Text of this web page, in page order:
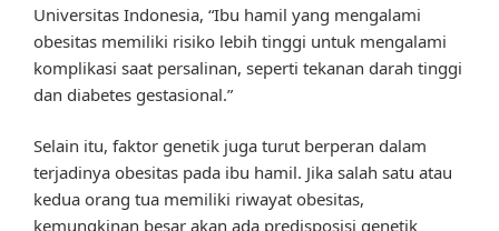
Universitas Indonesia, “Ibu hamil yang mengalami
obesitas memiliki risiko lebih tinggi untuk mengalami
komplikasi saat persalinan, seperti tekanan darah tinggi
dan diabetes gestasional.”
Selain itu, faktor genetik juga turut berperan dalam
terjadinya obesitas pada ibu hamil. Jika salah satu atau
kedua orang tua memiliki riwayat obesitas,
kemungkinan besar akan ada predisposisi genetik